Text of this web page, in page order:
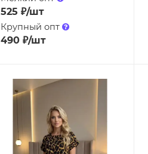
525 ₽/шт
Крупный опт
490 ₽/шт